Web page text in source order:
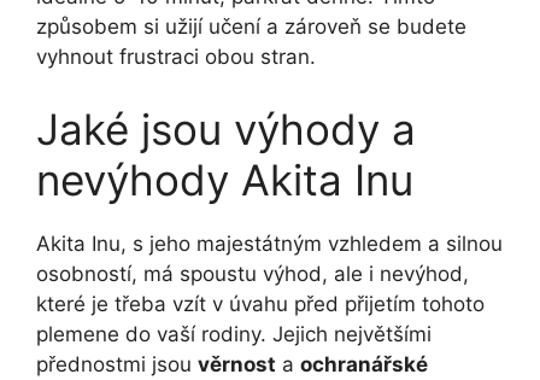
způsobem si užijí učení a zároveň se budete
vyhnout frustraci obou stran.
Jaké jsou výhody a
nevýhody Akita Inu
Akita Inu, s jeho majestátným vzhledem a silnou
osobností, má spoustu výhod, ale i nevýhod,
které je třeba vzít v úvahu před přijetím tohoto
plemene do vaší rodiny. Jejich největšími
přednostmi jsou věrnost a ochranářské